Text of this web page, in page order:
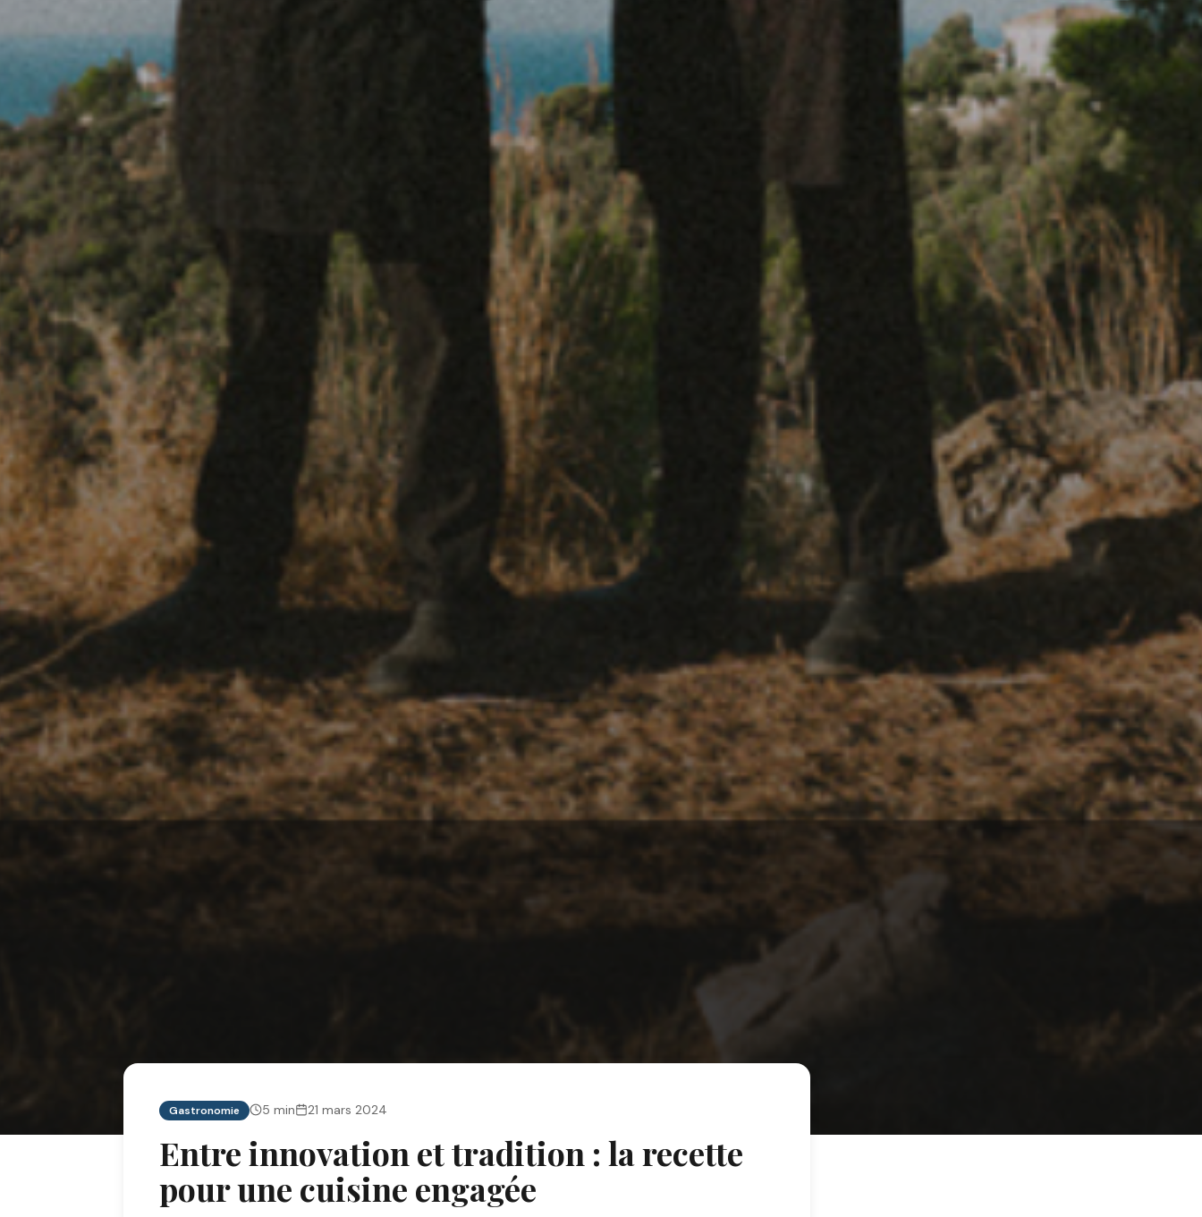
Gastronomie 5 min 21 mars 2024
Entre innovation et tradition : la recette
pour une cuisine engagée